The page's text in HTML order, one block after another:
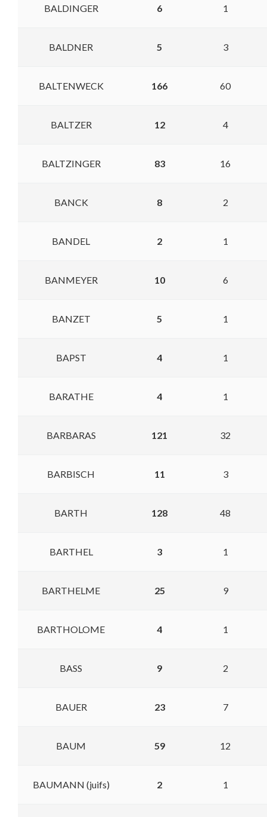
BALDINGER 6 1
BALDNER 5 3
BALTENWECK 166 60
BALTZER 12 4
BALTZINGER 83 16
BANCK 8 2
BANDEL 2 1
BANMEYER 10 6
BANZET 5 1
BAPST 4 1
BARATHE 4 1
BARBARAS 121 32
BARBISCH 11 3
BARTH 128 48
BARTHEL 3 1
BARTHELME 25 9
BARTHOLOME 4 1
BASS 9 2
BAUER 23 7
BAUM 59 12
BAUMANN (juifs) 2 1